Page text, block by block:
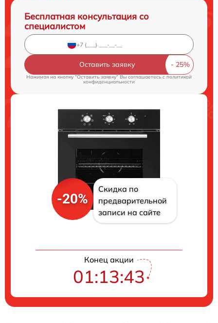
Бесплатная консультация со
специалистом
Оставить заявку
Нажимая на кнопку "Оставить заявку" Вы соглашаетесь cполитикой
конфиденциальности
-20%
Скидка по
предварительной
записи на сайте
Конец акции
01:13:42